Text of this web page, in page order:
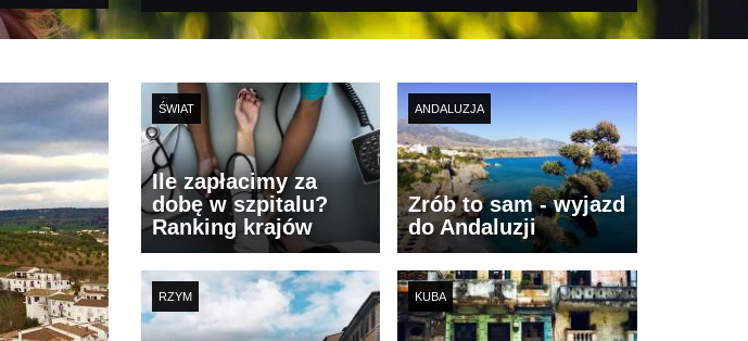
ŚWIAT
Ile zapłacimy za
dobę w szpitalu?
Ranking krajów
ANDALUZJA
Zrób to sam - wyjazd
do Andaluzji
RZYM KUBA